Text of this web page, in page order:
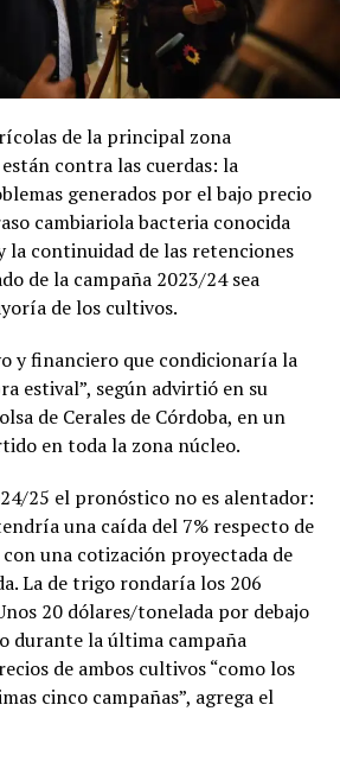
de la principal zona
contra las cuerdas: la
generados por el bajo precio
cambiariola bacteria conocida
la continuidad de las retenciones
de la campaña 2023/24 sea
de los cultivos.
y financiero que condicionaría la
estival”, según advirtió en su
de Cerales de Córdoba, en un
en toda la zona núcleo.
25 el pronóstico no es alentador:
una caída del 7% respecto de
una cotización proyectada de
La de trigo rondaría los 206
20 dólares/tonelada por debajo
durante la última campaña
de ambos cultivos “como los
cinco campañas”, agrega el